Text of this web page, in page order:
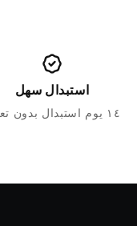
استبدال سهل
١٤ يوم استبدال بدون تعقيد